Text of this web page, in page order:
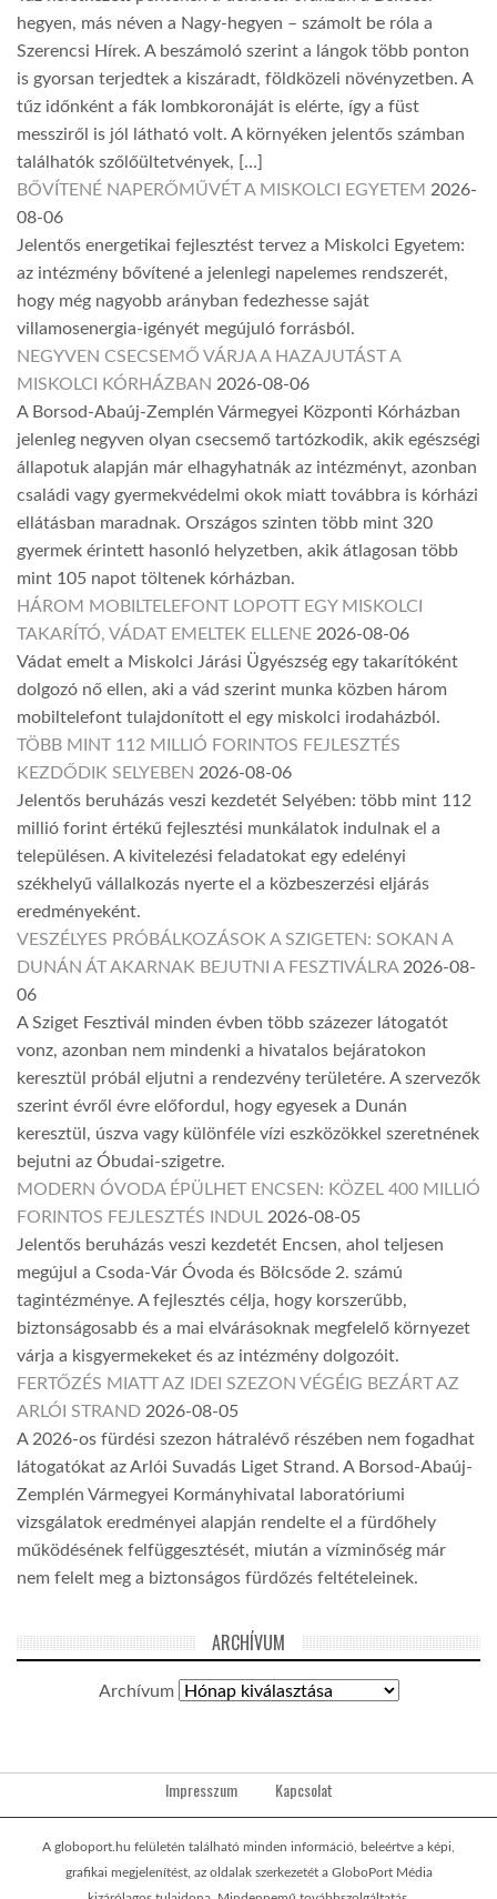
hegyen, más néven a Nagy-hegyen – számolt be róla a
Szerencsi Hírek. A beszámoló szerint a lángok több ponton
is gyorsan terjedtek a kiszáradt, földközeli növényzetben. A
tűz időnként a fák lombkoronáját is elérte, így a füst
messziről is jól látható volt. A környéken jelentős számban
találhatók szőlőültetvények, […]
BŐVÍTENÉ NAPERŐMŰVÉT A MISKOLCI EGYETEM 2026-
08-06
Jelentős energetikai fejlesztést tervez a Miskolci Egyetem:
az intézmény bővítené a jelenlegi napelemes rendszerét,
hogy még nagyobb arányban fedezhesse saját
villamosenergia-igényét megújuló forrásból.
NEGYVEN CSECSEMŐ VÁRJA A HAZAJUTÁST A
MISKOLCI KÓRHÁZBAN 2026-08-06
A Borsod-Abaúj-Zemplén Vármegyei Központi Kórházban
jelenleg negyven olyan csecsemő tartózkodik, akik egészségi
állapotuk alapján már elhagyhatnák az intézményt, azonban
családi vagy gyermekvédelmi okok miatt továbbra is kórházi
ellátásban maradnak. Országos szinten több mint 320
gyermek érintett hasonló helyzetben, akik átlagosan több
mint 105 napot töltenek kórházban.
HÁROM MOBILTELEFONT LOPOTT EGY MISKOLCI
TAKARÍTÓ, VÁDAT EMELTEK ELLENE 2026-08-06
Vádat emelt a Miskolci Járási Ügyészség egy takarítóként
dolgozó nő ellen, aki a vád szerint munka közben három
mobiltelefont tulajdonított el egy miskolci irodaházból.
TÖBB MINT 112 MILLIÓ FORINTOS FEJLESZTÉS
KEZDŐDIK SELYEBEN 2026-08-06
Jelentős beruházás veszi kezdetét Selyében: több mint 112
millió forint értékű fejlesztési munkálatok indulnak el a
településen. A kivitelezési feladatokat egy edelényi
székhelyű vállalkozás nyerte el a közbeszerzési eljárás
eredményeként.
VESZÉLYES PRÓBÁLKOZÁSOK A SZIGETEN: SOKAN A
DUNÁN ÁT AKARNAK BEJUTNI A FESZTIVÁLRA 2026-08-
06
A Sziget Fesztivál minden évben több százezer látogatót
vonz, azonban nem mindenki a hivatalos bejáratokon
keresztül próbál eljutni a rendezvény területére. A szervezők
szerint évről évre előfordul, hogy egyesek a Dunán
keresztül, úszva vagy különféle vízi eszközökkel szeretnének
bejutni az Óbudai-szigetre.
MODERN ÓVODA ÉPÜLHET ENCSEN: KÖZEL 400 MILLIÓ
FORINTOS FEJLESZTÉS INDUL 2026-08-05
Jelentős beruházás veszi kezdetét Encsen, ahol teljesen
megújul a Csoda-Vár Óvoda és Bölcsőde 2. számú
tagintézménye. A fejlesztés célja, hogy korszerűbb,
biztonságosabb és a mai elvárásoknak megfelelő környezet
várja a kisgyermekeket és az intézmény dolgozóit.
FERTŐZÉS MIATT AZ IDEI SZEZON VÉGÉIG BEZÁRT AZ
ARLÓI STRAND 2026-08-05
A 2026-os fürdési szezon hátralévő részében nem fogadhat
látogatókat az Arlói Suvadás Liget Strand. A Borsod-Abaúj-
Zemplén Vármegyei Kormányhivatal laboratóriumi
vizsgálatok eredményei alapján rendelte el a fürdőhely
működésének felfüggesztését, miután a vízminőség már
nem felelt meg a biztonságos fürdőzés feltételeinek.
ARCHÍVUM
Archívum
Impresszum Kapcsolat
A globoport.hu felületén található minden információ, beleértve a képi,
grafikai megjelenítést, az oldalak szerkezetét a GloboPort Média